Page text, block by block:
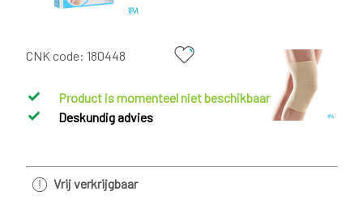
CNK code: 180448
Product is momenteel niet beschikbaar
Deskundig advies
Vrij verkrijgbaar